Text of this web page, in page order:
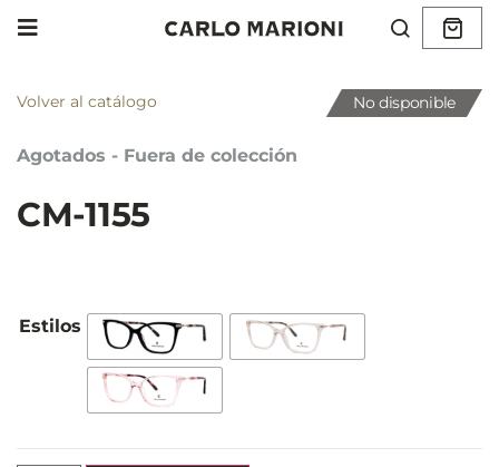
Volver al catálogo
Agotados - Fuera de colección
CM-1155
No disponible